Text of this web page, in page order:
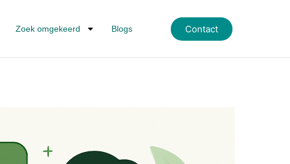
Zoek omgekeerd Blogs Contact